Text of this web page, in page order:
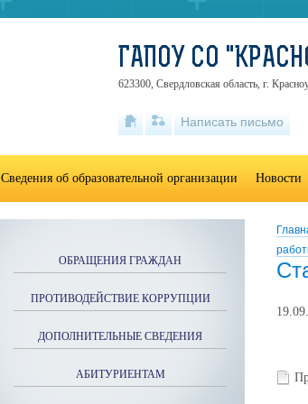
ОБРАЩЕНИЯ ГРАЖДАН
ПРОТИВОДЕЙСТВИЕ КОРРУПЦИИ
ДОПОЛНИТЕЛЬНЫЕ СВЕДЕНИЯ
АБИТУРИЕНТАМ
ГАПОУ СО
623300, Свердловская область, г.
Написать письмо
Сведения об образовательной организации Новости